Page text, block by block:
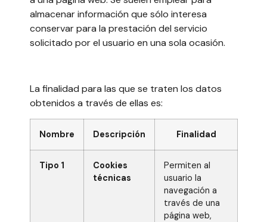
almacenar información que sólo interesa
conservar para la prestación del servicio
solicitado por el usuario en una sola ocasión.
La finalidad para las que se traten los datos
obtenidos a través de ellas es:
Nombre Descripción Finalidad
Tipo 1
Cookies
técnicas
Permiten al
usuario la
navegación a
través de una
página web,